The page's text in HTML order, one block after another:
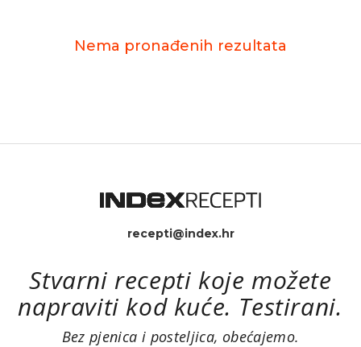
Nema pronađenih rezultata
recepti@index.hr
Stvarni recepti koje možete
napraviti kod kuće. Testirani.
Bez pjenica i posteljica, obećajemo.